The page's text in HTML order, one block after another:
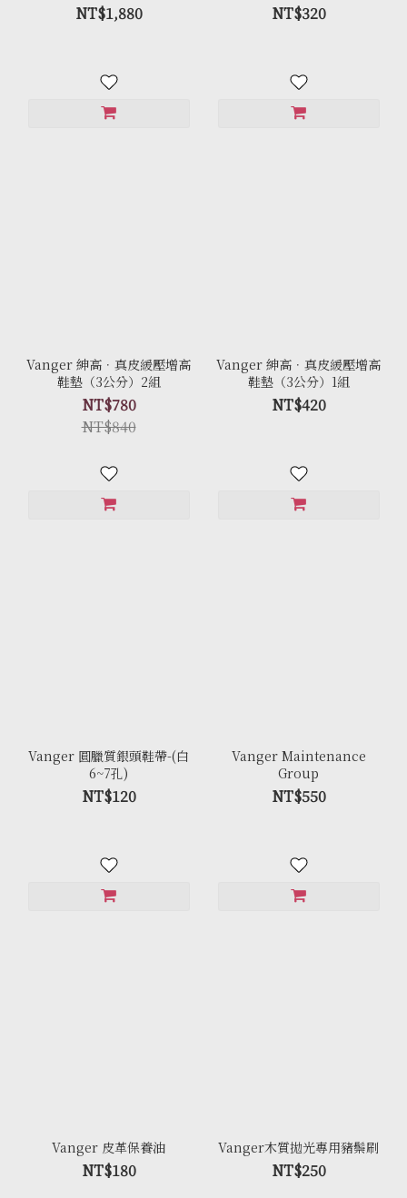
NT$1,880 NT$320
Vanger 紳高．真皮緩壓增高
鞋墊（3公分）2組
NT$780
NT$840
Vanger 紳高．真皮緩壓增高
鞋墊（3公分）1組
NT$420
Vanger 圓臘質銀頭鞋帶-(白
6~7孔)
NT$120
Vanger Maintenance
Group
NT$550
Vanger 皮革保養油
NT$180
Vanger木質拋光專用豬鬃刷
NT$250